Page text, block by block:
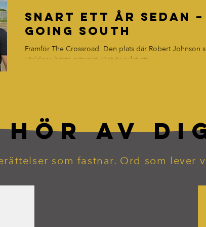
Snart ett år sedan –
Going South
Framför The Crossroad. Den plats där Robert
världens bästa gitarrist. Det är svårt att...
HÖR AV
som fastnar. Ord som lever